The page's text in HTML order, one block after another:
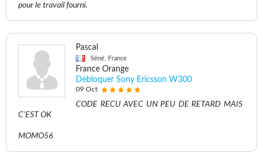
pour le travail fourni.
Pascal
Séné, France
France Orange
Débloquer Sony Ericsson W300
09 Oct
CODE RECU AVEC UN PEU DE RETARD MAIS
C'EST OK
MOMO56